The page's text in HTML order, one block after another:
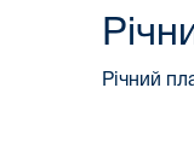
Річний